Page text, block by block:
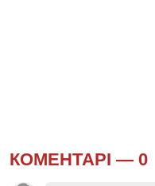
КОМЕНТАРІ — 0